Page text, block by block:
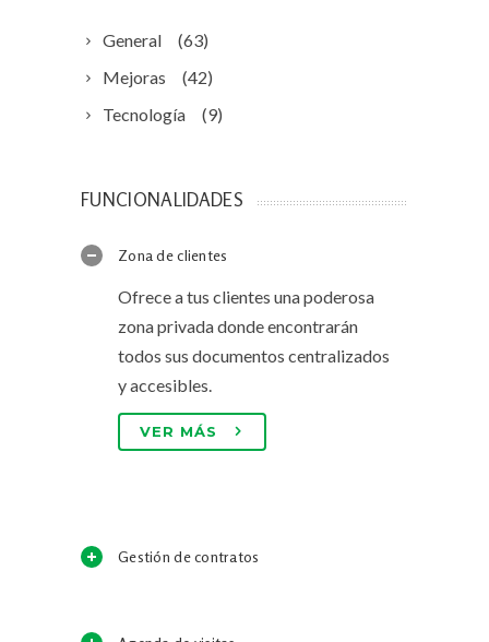
General
(63)
Mejoras
(42)
Tecnología
(9)
FUNCIONALIDADES
Zona de clientes
Ofrece a tus clientes una poderosa
zona privada donde encontrarán
todos sus documentos centralizados
y accesibles.
VER MÁS
Gestión de contratos